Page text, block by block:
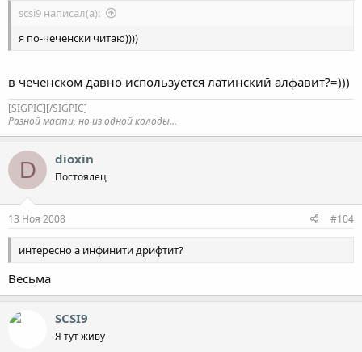
scsi9 написал(а):
я по-чеченски читаю))))
в чеченском давно используется латинский алфавит?=)))
[SIGPIC][/SIGPIC]
Разной масти, но из одной колоды...
D dioxin
Постоялец
13 Ноя 2008 #104
интересно а инфинити дрифтит?
Весьма
SCSI9
Я тут живу